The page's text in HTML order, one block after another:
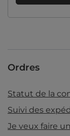
Ordres
Statut de la
Suivi des
Je veux faire